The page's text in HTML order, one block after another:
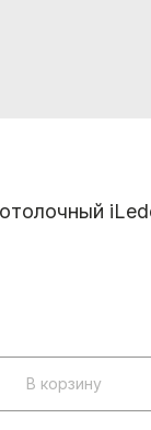
В корзину